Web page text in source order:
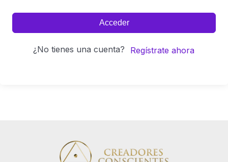
Acceder
¿No tienes una cuenta? Regístrate ahora